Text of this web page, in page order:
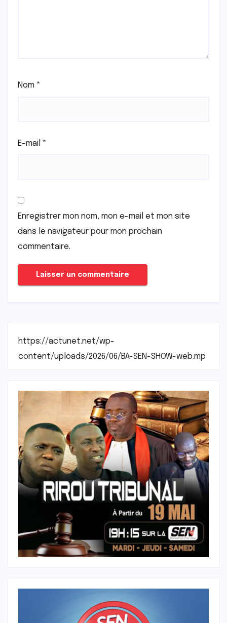
Nom *
E-mail *
Enregistrer mon nom, mon e-mail et mon site
dans le navigateur pour mon prochain
commentaire.
https://actunet.net/wp-
content/uploads/2026/06/BA-SEN-SHOW-web.mp